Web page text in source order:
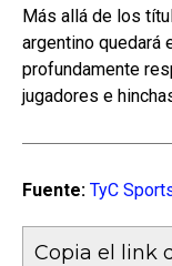
Más allá de los
argentino quedará
profundamente
jugadores e
Fuente: TyC
Copia el link